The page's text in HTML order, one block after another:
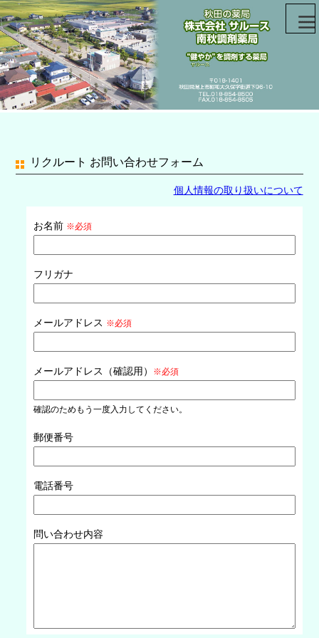
リクルート お問い合わせフォーム
個人情報の取り扱いについて
お名前 ※必須
フリガナ
メールアドレス ※必須
メールアドレス （確認用） ※必須
確認のためもう一度入力してください。
郵便番号
電話番号
問い合わせ内容